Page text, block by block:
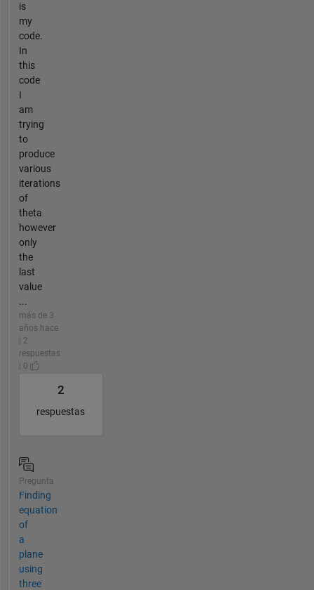
is
my
code.
In
this
code
I
am
trying
to
produce
various
iterations
of
theta
however
only
the
last
value
...
más de 3
años hace
| 2
respuestas
| 0
2
respuestas
Pregunta
Finding
equation
of
a
plane
using
three